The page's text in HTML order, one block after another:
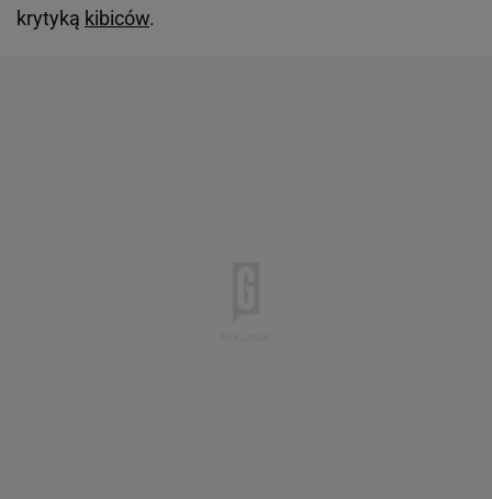
krytyką kibiców.